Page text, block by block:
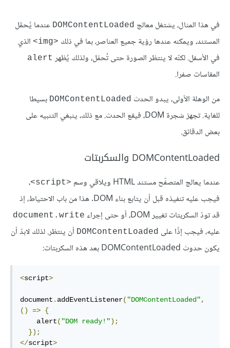
في هذا المثال، يشتغل معالج DOMContentLoaded عندما يُحمَّل
المستند، ويمكنه عندها رؤية جميع العناصر، بما في ذلك <img>
الذي
في الأسفل. لكنّه لا ينتظر الصورة حتى تُحمّل، ولذلك يُظهر alert
المقاسات صفرا.
من الوهلة الأولى، يبدو الحدث DOMContentLoaded بسيطا
للغاية. تجهز شجرة DOM، فيقع الحدث. مع ذلك، ينبغي التنبيه على
بعض الدقائق.
DOMContentLoaded والسكربتات
عندما يعالج المتصفّح مستند HTML ويلاقي وسم <script>
،
فيجب عليه تنفيذه قبل أن يتابع بناء DOM. هذا من باب الاحتياط، إذ
قد تودّ السكربتات تغيير DOM، أو حتى إجراء
document.write
عليه، فيجب إذًا على DOMContentLoaded أن ينتظر. لذلك لابدّ أن
يكون حدوث DOMContentLoaded بعد هذه السكربتات:
<script>
document . addEventListener( "DOMContentLoaded",
()
=> {
    alert
( "DOM ready!");
});
</script>